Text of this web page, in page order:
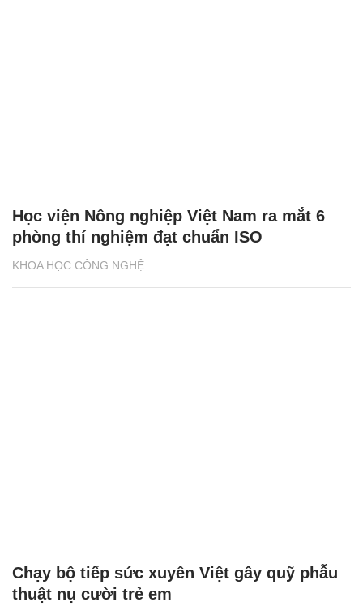
KHOA HỌC CÔNG NGHỆ
Học viện Nông nghiệp Việt Nam ra mắt 6
phòng thí nghiệm đạt chuẩn ISO
Chạy bộ tiếp sức xuyên Việt gây quỹ phẫu
thuật nụ cười trẻ em